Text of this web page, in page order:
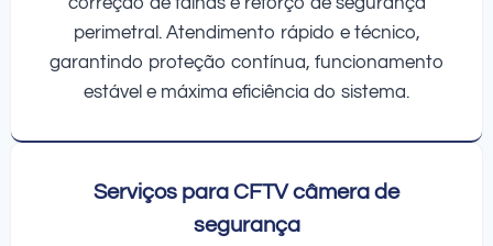
perimetral. Atendimento rápido e técnico,
garantindo proteção contínua, funcionamento
estável e máxima eficiência do sistema.
Serviços para CFTV câmera de
segurança